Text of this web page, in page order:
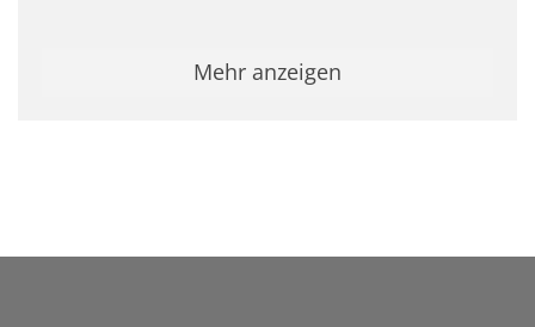
Mehr anzeigen